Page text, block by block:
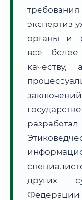
Формат учебы:
🗺️ Зона обслуживания:
Расчет логистики
• Маршрут транзита:
• Экспресс-доставка
📜 Документы и
🔍Нажмите на
экспертиз
органы и
всё
качеству,
других